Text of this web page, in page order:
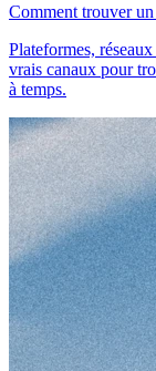
Comment trouver
Plateformes,
vrais canaux pour
à temps.